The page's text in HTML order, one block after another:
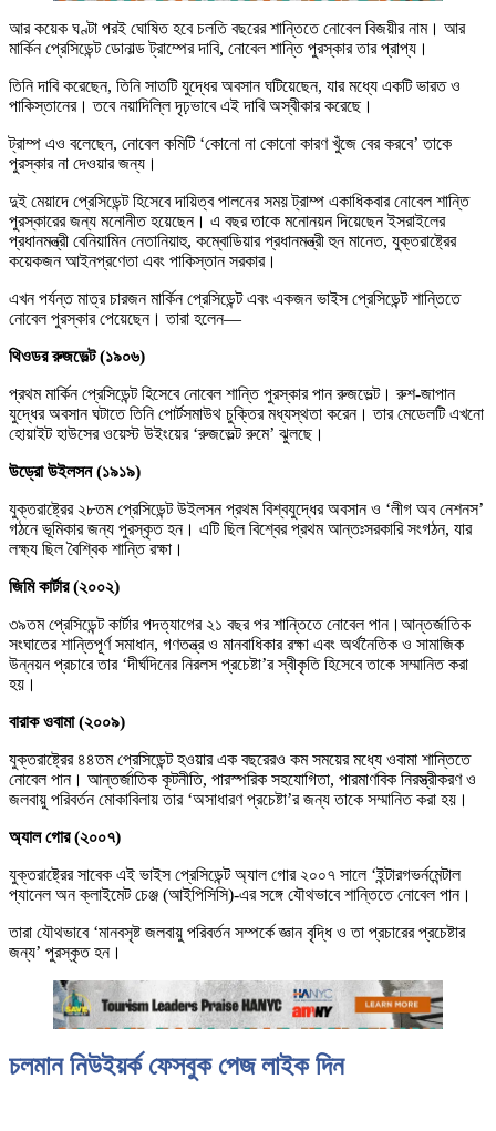
আর কয়েক ঘণ্টা পরই ঘোষিত হবে চলতি বছরের শান্তিতে নোবেল বিজয়ীর নাম। আর
মার্কিন প্রেসিডেন্ট ডোনাল্ড ট্রাম্পের দাবি, নোবেল শান্তি পুরস্কার তার প্রাপ্য।
তিনি দাবি করেছেন, তিনি সাতটি যুদ্ধের অবসান ঘটিয়েছেন, যার মধ্যে একটি ভারত ও
পাকিস্তানের। তবে নয়াদিল্লি দৃঢ়ভাবে এই দাবি অস্বীকার করেছে।
ট্রাম্প এও বলেছেন, নোবেল কমিটি ‘কোনো না কোনো কারণ খুঁজে বের করবে’ তাকে
পুরস্কার না দেওয়ার জন্য।
দুই মেয়াদে প্রেসিডেন্ট হিসেবে দায়িত্ব পালনের সময় ট্রাম্প একাধিকবার নোবেল শান্তি
পুরস্কারের জন্য মনোনীত হয়েছেন। এ বছর তাকে মনোনয়ন দিয়েছেন ইসরাইলের
প্রধানমন্ত্রী বেনিয়ামিন নেতানিয়াহু, কম্বোডিয়ার প্রধানমন্ত্রী হুন মানেত, যুক্তরাষ্ট্রের
কয়েকজন আইনপ্রণেতা এবং পাকিস্তান সরকার।
এখন পর্যন্ত মাত্র চারজন মার্কিন প্রেসিডেন্ট এবং একজন ভাইস প্রেসিডেন্ট শান্তিতে
নোবেল পুরস্কার পেয়েছেন। তারা হলেন—
থিওডর রুজভেল্ট (১৯০৬)
প্রথম মার্কিন প্রেসিডেন্ট হিসেবে নোবেল শান্তি পুরস্কার পান রুজভেল্ট। রুশ-জাপান
যুদ্ধের অবসান ঘটাতে তিনি পোর্টসমাউথ চুক্তির মধ্যস্থতা করেন। তার মেডেলটি এখনো
হোয়াইট হাউসের ওয়েস্ট উইংয়ের ‘রুজভেল্ট রুমে’ ঝুলছে।
উড্রো উইলসন (১৯১৯)
যুক্তরাষ্ট্রের ২৮তম প্রেসিডেন্ট উইলসন প্রথম বিশ্বযুদ্ধের অবসান ও ‘লীগ অব নেশনস’
গঠনে ভূমিকার জন্য পুরস্কৃত হন। এটি ছিল বিশ্বের প্রথম আন্তঃসরকারি সংগঠন, যার
লক্ষ্য ছিল বৈশ্বিক শান্তি রক্ষা।
জিমি কার্টার (২০০২)
৩৯তম প্রেসিডেন্ট কার্টার পদত্যাগের ২১ বছর পর শান্তিতে নোবেল পান।আন্তর্জাতিক
সংঘাতের শান্তিপূর্ণ সমাধান, গণতন্ত্র ও মানবাধিকার রক্ষা এবং অর্থনৈতিক ও সামাজিক
উন্নয়ন প্রচারে তার ‘দীর্ঘদিনের নিরলস প্রচেষ্টা’র স্বীকৃতি হিসেবে তাকে সম্মানিত করা
হয়।
বারাক ওবামা (২০০৯)
যুক্তরাষ্ট্রের ৪৪তম প্রেসিডেন্ট হওয়ার এক বছরেরও কম সময়ের মধ্যে ওবামা শান্তিতে
নোবেল পান। আন্তর্জাতিক কূটনীতি, পারস্পরিক সহযোগিতা, পারমাণবিক নিরস্ত্রীকরণ ও
জলবায়ু পরিবর্তন মোকাবিলায় তার ‘অসাধারণ প্রচেষ্টা’র জন্য তাকে সম্মানিত করা হয়।
অ্যাল গোর (২০০৭)
যুক্তরাষ্ট্রের সাবেক এই ভাইস প্রেসিডেন্ট অ্যাল গোর ২০০৭ সালে ‘ইন্টারগভর্নমেন্টাল
প্যানেল অন ক্লাইমেট চেঞ্জ (আইপিসিসি)-এর সঙ্গে যৌথভাবে শান্তিতে নোবেল পান।
তারা যৌথভাবে ‘মানবসৃষ্ট জলবায়ু পরিবর্তন সম্পর্কে জ্ঞান বৃদ্ধি ও তা প্রচারের প্রচেষ্টার
জন্য’ পুরস্কৃত হন।
চলমান নিউইয়র্ক ফেসবুক পেজ লাইক দিন